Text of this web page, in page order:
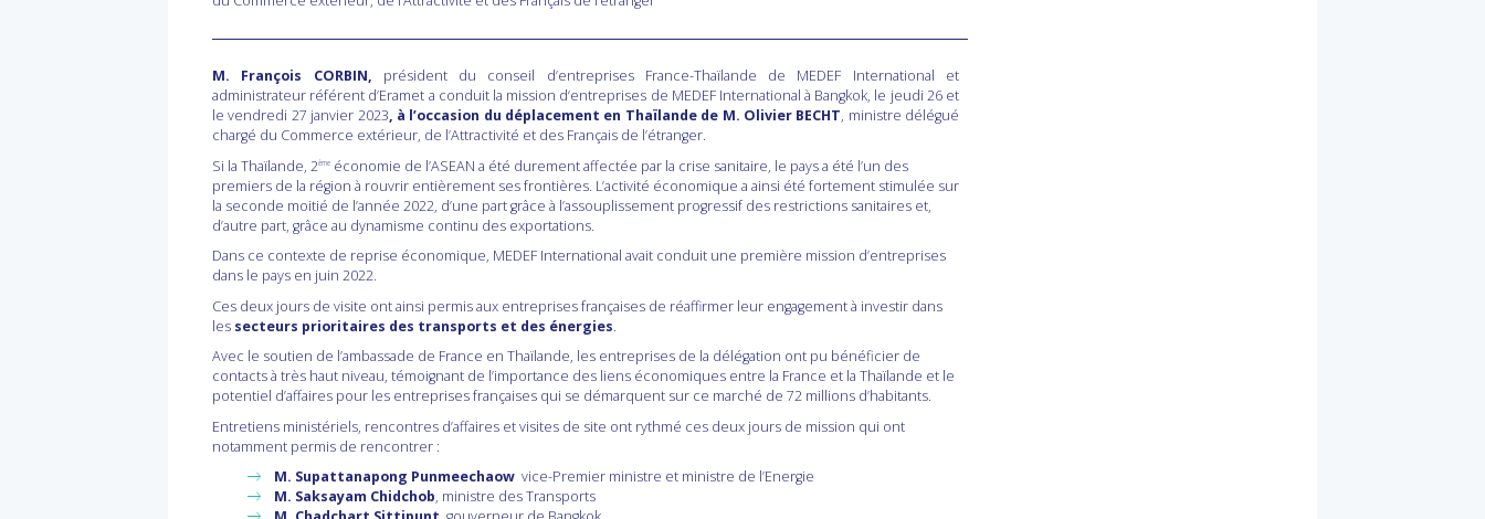
M. François CORBIN, président du conseil d’entreprises France-Thaïlande de MEDEF International et
administrateur référent d’Eramet a conduit la mission d‘entreprises de MEDEF International à Bangkok, le jeudi 26 et
le vendredi 27 janvier 2023, à l’occasion du déplacement en Thaïlande de M. Olivier BECHT, ministre délégué
chargé du Commerce extérieur, de l’Attractivité et des Français de l’étranger.
Si la Thaïlande, 2ème économie de l’ASEAN a été durement affectée par la crise sanitaire, le pays a été l’un des
premiers de la région à rouvrir entièrement ses frontières. L’activité économique a ainsi été fortement stimulée sur
la seconde moitié de l’année 2022, d’une part grâce à l’assouplissement progressif des restrictions sanitaires et,
d’autre part, grâce au dynamisme continu des exportations.
Dans ce contexte de reprise économique, MEDEF International avait conduit une première mission d’entreprises
dans le pays en juin 2022.
Ces deux jours de visite ont ainsi permis aux entreprises françaises de réaffirmer leur engagement à investir dans
les secteurs prioritaires des transports et des énergies.
Avec le soutien de l’ambassade de France en Thaïlande, les entreprises de la délégation ont pu bénéficier de
contacts à très haut niveau, témoignant de l’importance des liens économiques entre la France et la Thaïlande et le
potentiel d’affaires pour les entreprises françaises qui se démarquent sur ce marché de 72 millions d’habitants.
Entretiens ministériels, rencontres d’affaires et visites de site ont rythmé ces deux jours de mission qui ont
notamment permis de rencontrer :
M. Supattanapong Punmeechaow vice-Premier ministre et ministre de l’Energie
M. Saksayam Chidchob, ministre des Transports